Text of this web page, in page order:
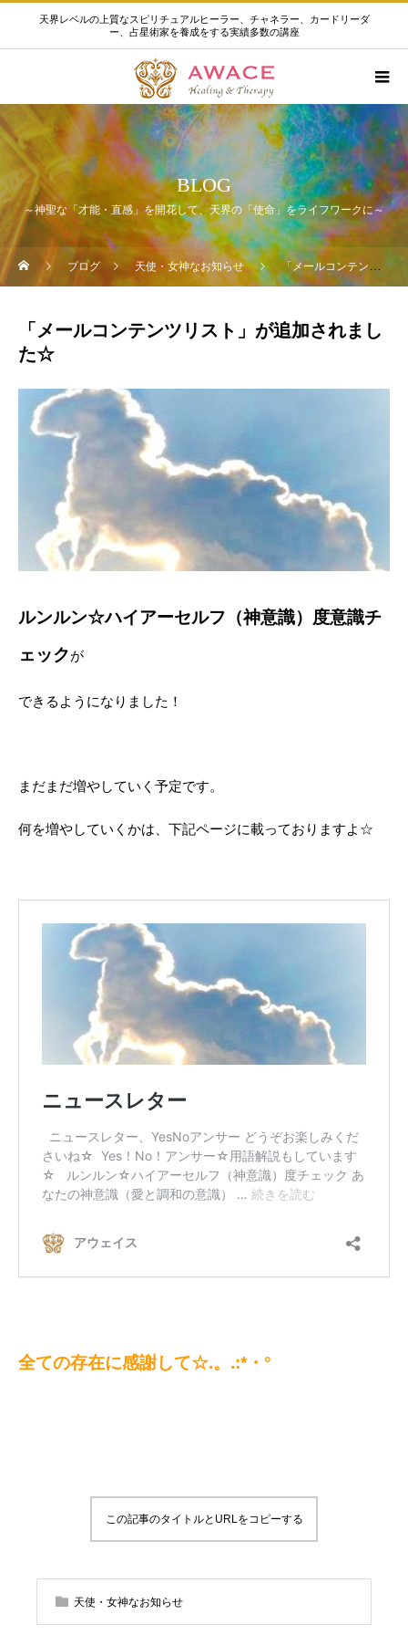
天界レベルの上質なスピリチュアルヒーラー、チャネラー、カードリーダ
ー、占星術家を養成をする実績多数の講座
BLOG
～神聖な「才能・直感」を開花して、天界の「使命」をライフワークに～
ブログ 天使・女神なお知らせ 「メールコンテンツリスト」が追加されました☆
「メールコンテンツリスト」が追加されまし
た☆
ルンルン☆ハイアーセルフ（神意識）度意識チ
ェックが
できるようになりました！
まだまだ増やしていく予定です。
何を増やしていくかは、下記ページに載っておりますよ☆
全ての存在に感謝して☆.。.:*・°
この記事のタイトルとURLをコピーする
天使・女神なお知らせ